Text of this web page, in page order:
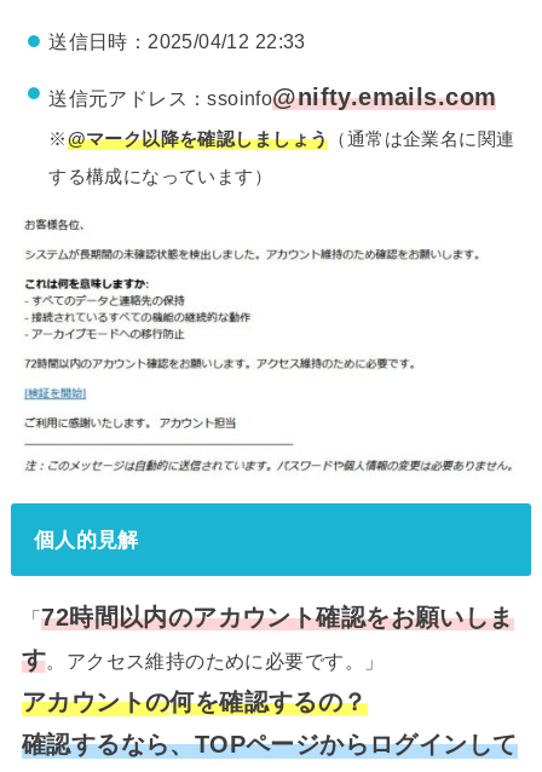
送信日時：2025/04/12 22:33
送信元アドレス：ssoinfo@nifty.emails.com
※@マーク以降を確認しましょう （通常は企業名に関連
する構成になっています）
個人的見解
「72時間以内のアカウント確認をお願いしま
す。アクセス維持のために必要です。」
アカウントの何を確認するの？
確認するなら、TOPページからログインして